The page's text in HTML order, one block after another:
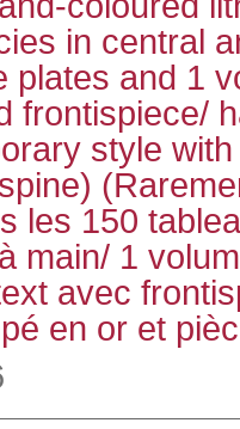
in central
plates and 1
frontispiece/
style
les 150
main/ 1
avec
en or et